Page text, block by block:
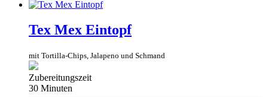
Tex Mex Eintopf
mit Tortilla-Chips, Jalapeno und Schmand
Zubereitungszeit
30 Minuten